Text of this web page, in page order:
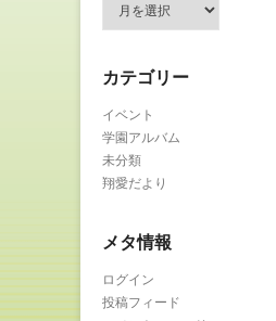
ブ
カテゴリー
イベント
学園アルバム
未分類
翔愛だより
メタ情報
ログイン
投稿フィード